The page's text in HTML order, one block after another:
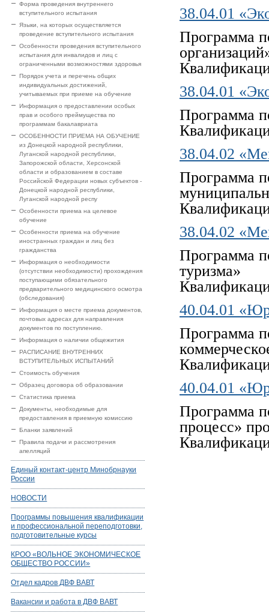
Форма проведения внутреннего
вступительного испытания
Языки, на которых осуществляется
проведение вступительного испытания
Особенности проведения вступительного
испытания для инвалидов и лиц с
ограниченными возможностями здоровья
Порядок учета и перечень общих
индивидуальных достижений,
учитываемых при приеме на обучение
Информация о предоставлении особых
прав и особого преймущества по
программам бакалавриата
ОСОБЕННОСТИ ПРИЕМА НА ОБУЧЕНИЕ
из Донецкой народной республики,
Луганской народной республики,
Запорожской области, Херсонской
области и образованием в составе
Российской Федерации новых субъектов -
Донецкой народной республики,
Луганской народной респу
Особенности приема на целевое
обучение
Особенности приема на обучение
иностранных граждан и лиц без
гражданства
Информация о необходимости
(отсутствии необходимости) прохождения
поступающими обязательного
предварительного медицинского осмотра
(обследования)
Информация о месте приема документов,
почтовых адресах для направления
документов по поступлению.
Информация о наличии общежития
РАСПИСАНИЕ ВНУТРЕННИХ
ВСТУПИТЕЛЬНЫХ ИСПЫТАНИЙ
Стоимость обучения
Образец договора об образовании
Статистика приема
Документы, необходимые для
предоставления в приемную комиссию
Бланки заявлений
Правила подачи и рассмотрения
апелляций
Единый контакт-центр Минобрнауки
России
НОВОСТИ
Программы повышения квалификации
и профессиональной переподготовки,
подготовительные курсы
КРОО «ВОЛЬНОЕ ЭКОНОМИЧЕСКОЕ
ОБЩЕСТВО РОССИИ»
Отдел кадров ДВФ ВАВТ
Вакансии и работа в ДВФ ВАВТ
38.04.01
Программа
38.04.01
Программа
38.04.02
Программа
38.04.02
Программа
туризма»
40.04.01
Программа
40.04.01
Программа
процесс»